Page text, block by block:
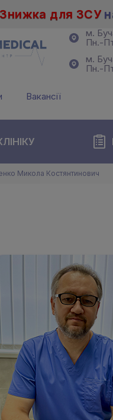
Знижка для ЗСУ
м.
Пн.-
м.
Пн.-
Вакансії
Микола Костянтинович